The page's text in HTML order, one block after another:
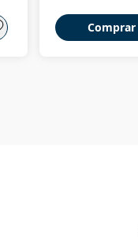
Comprar